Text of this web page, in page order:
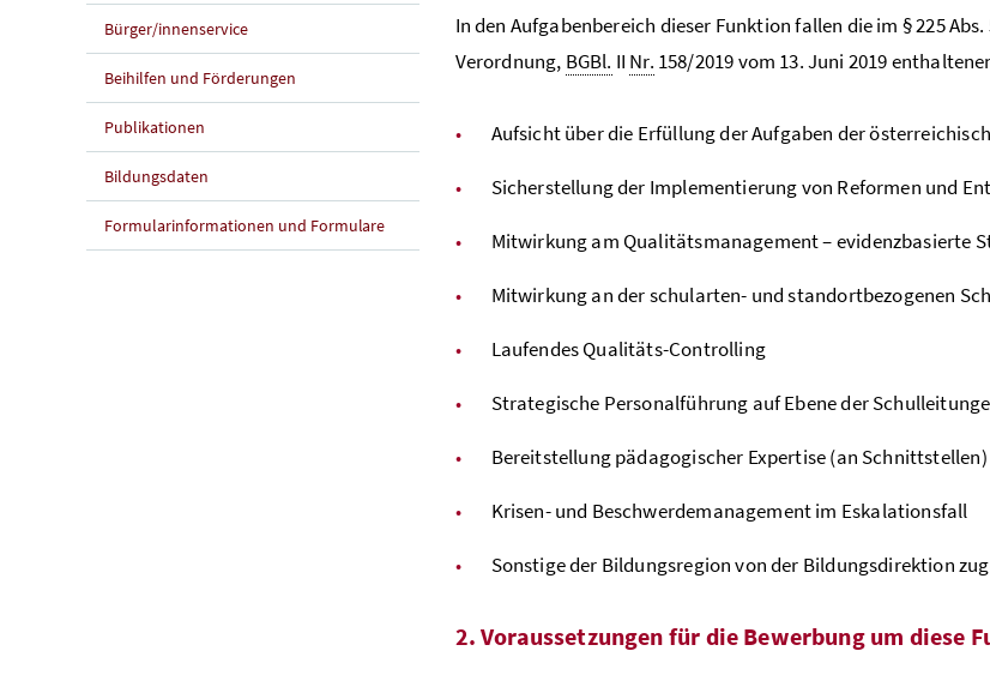
Bürger/innenservice
Beihilfen und Förderungen
Publikationen
Bildungsdaten
Formularinformationen und Formulare
In den Aufgabenbereich dieser Funktion fallen die im § 225 Abs.
Verordnung, BGBl. II Nr. 158/2019 vom 13. Juni 2019
Aufsicht über die Erfüllung der Aufgaben der
Sicherstellung der Implementierung von Reformen und
Mitwirkung am Qualitätsmanagement – evidenzbasierte
Mitwirkung an der schularten- und standortbezogenen
Laufendes Qualitäts-Controlling
Strategische Personalführung auf Ebene der
Bereitstellung pädagogischer Expertise (an Schnittstellen)
Krisen- und Beschwerdemanagement im Eskalationsfall
Sonstige der Bildungsregion von der Bildungsdirektion
2. Voraussetzungen für die Bewerbung um diese